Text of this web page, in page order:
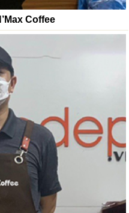
Coffee